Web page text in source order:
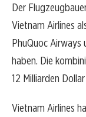
Der
Vietnam Airlines
PhuQuoc Airways
haben. Die
12 Milliarden
Vietnam Airlines